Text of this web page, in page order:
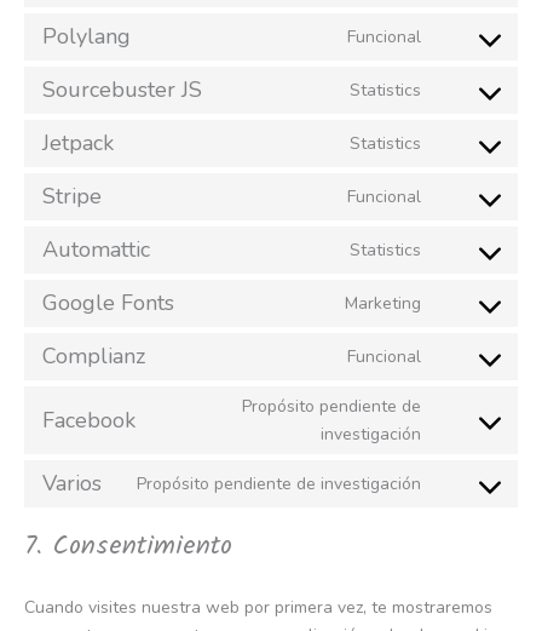
Polylang Funcional
Sourcebuster JS Statistics
Jetpack Statistics
Stripe Funcional
Automattic Statistics
Google Fonts Marketing
Complianz Funcional
Facebook
Propósito pendiente de
investigación
Varios Propósito pendiente de investigación
7. Consentimiento
Cuando visites nuestra web por primera vez, te mostraremos